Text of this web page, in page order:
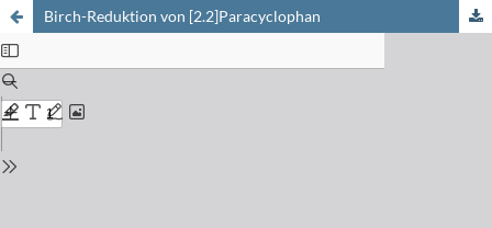
Birch-Reduktion von [2.2]Paracyclophan